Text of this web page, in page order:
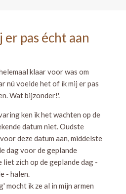
pas écht aan
klaar voor was om
nú voelde het of ik mij er pas
Wat bijzonder!'.
ken ik het wachten op de
datum niet. Oudste
deze datum aan, middelste
dag voor de geplande
zich op de geplande dag -
- halen.
mocht ik ze al in mijn armen